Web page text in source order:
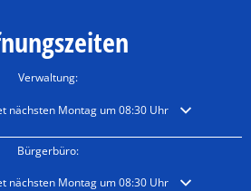
Verwaltung:
oder Schließzeiten auszublenden
nächsten Montag um 08:30 Uhr
Bürgerbüro:
oder Schließzeiten auszublenden
nächsten Montag um 08:30 Uhr